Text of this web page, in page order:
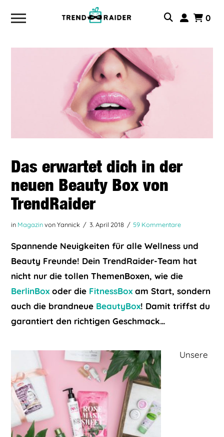
0
Das erwartet dich in der
neuen Beauty Box von
TrendRaider
in Magazinvon Yannick 3. April 2018 59 Kommentare
Spannende Neuigkeiten für alle Wellness und
Beauty Freunde! Dein TrendRaider-Team hat
nicht nur die tollen ThemenBoxen, wie die
BerlinBox oder die FitnessBox am Start, sondern
auch die brandneue BeautyBox! Damit triffst du
garantiert den richtigen Geschmack…
Unsere